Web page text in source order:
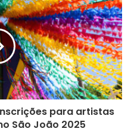
para artistas
São João 2025